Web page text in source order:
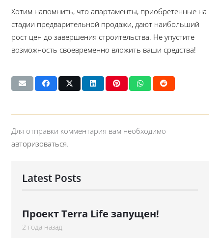
Хотим напомнить, что апартаменты, приобретенные на
стадии предварительной продажи, дают наибольший
рост цен до завершения строительства. Не упустите
возможность своевременно вложить ваши средства!
Для отправки комментария вам необходимо
авторизоваться.
Latest Posts
Проект Terra Life запущен!
2 года назад